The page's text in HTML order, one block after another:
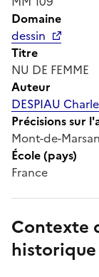
Domaine
dessin
Titre
NU DE FEMME
Auteur
DESPIAU
Précisions sur
Mont-de-
École (pays)
France
Contexte
historique